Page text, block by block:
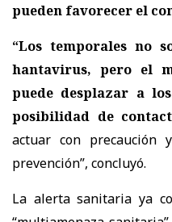
pueden favorecer el
“Los temporales no
hantavirus, pero el
puede desplazar a
posibilidad de
actuar con precaución
prevención”, concluyó.
La alerta sanitaria ya